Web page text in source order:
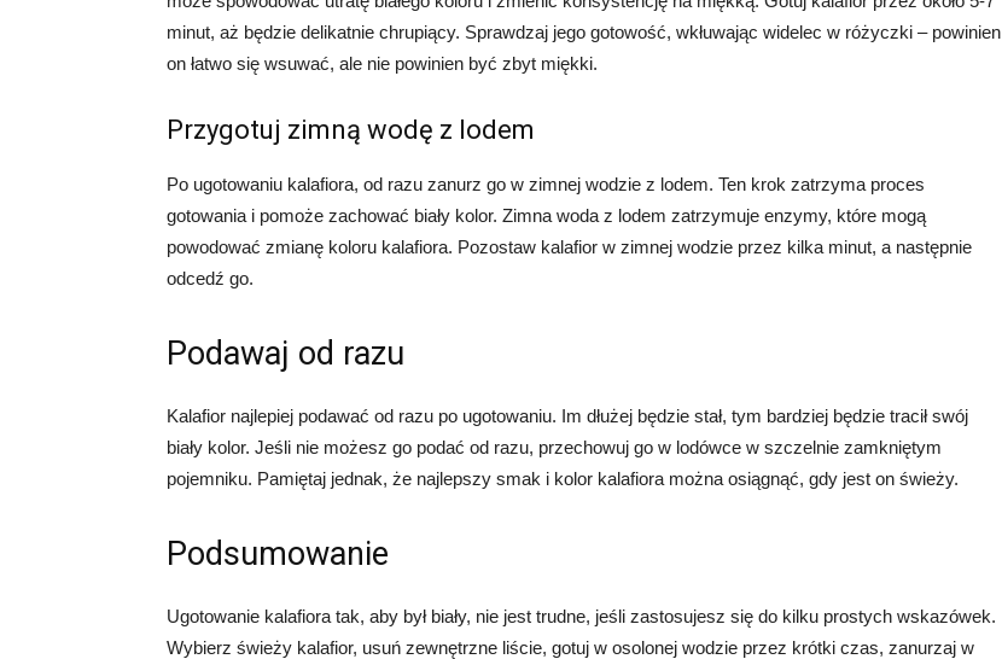
minut, aż będzie delikatnie chrupiący. Sprawdzaj jego gotowość, wkłuwając widelec w różyczki – powinien
on łatwo się wsuwać, ale nie powinien być zbyt miękki.
Przygotuj zimną wodę z lodem
Po ugotowaniu kalafiora, od razu zanurz go w zimnej wodzie z lodem. Ten krok zatrzyma proces
gotowania i pomoże zachować biały kolor. Zimna woda z lodem zatrzymuje enzymy, które mogą
powodować zmianę koloru kalafiora. Pozostaw kalafior w zimnej wodzie przez kilka minut, a następnie
odcedź go.
Podawaj od razu
Kalafior najlepiej podawać od razu po ugotowaniu. Im dłużej będzie stał, tym bardziej będzie tracił swój
biały kolor. Jeśli nie możesz go podać od razu, przechowuj go w lodówce w szczelnie zamkniętym
pojemniku. Pamiętaj jednak, że najlepszy smak i kolor kalafiora można osiągnąć, gdy jest on świeży.
Podsumowanie
Ugotowanie kalafiora tak, aby był biały, nie jest trudne, jeśli zastosujesz się do kilku prostych wskazówek.
Wybierz świeży kalafior, usuń zewnętrzne liście, gotuj w osolonej wodzie przez krótki czas, zanurzaj w